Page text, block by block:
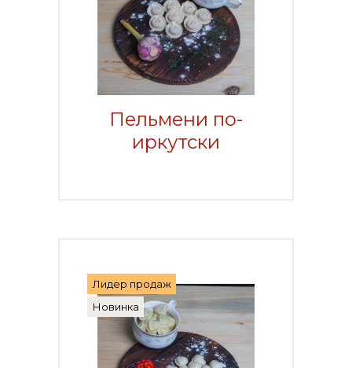
Пельмени по-
иркутски
Лидер продаж
Новинка